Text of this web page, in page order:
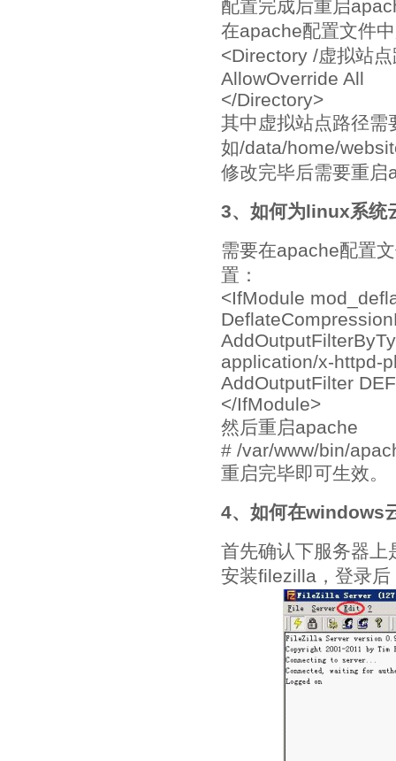
配置完成后重启
在apache配置文件
<Directory /虚拟站
AllowOverride All
</Directory>
其中虚拟站点路径需
如/data/home/
修改完毕后需要重
3、如何为linux系统
需要在apache配置
置：
<IfModule
application/x-httpd-
AddOutputFilter
</IfModule>
然后重启apache
# /var/www/bin/
重启完毕即可生效。
4、如何在windows
首先确认下服务器上
安装filezilla，登录